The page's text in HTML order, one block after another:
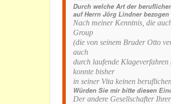
Durch welche Art der
auf Herrn Jörg Lindner
Nach meiner Kenntnis, die
Group
(die von seinem Bruder Otto
auch
durch laufende
konnte bisher
in seiner Vita keinen
Würden Sie mir bitte diesen
Der andere Gesellschafter